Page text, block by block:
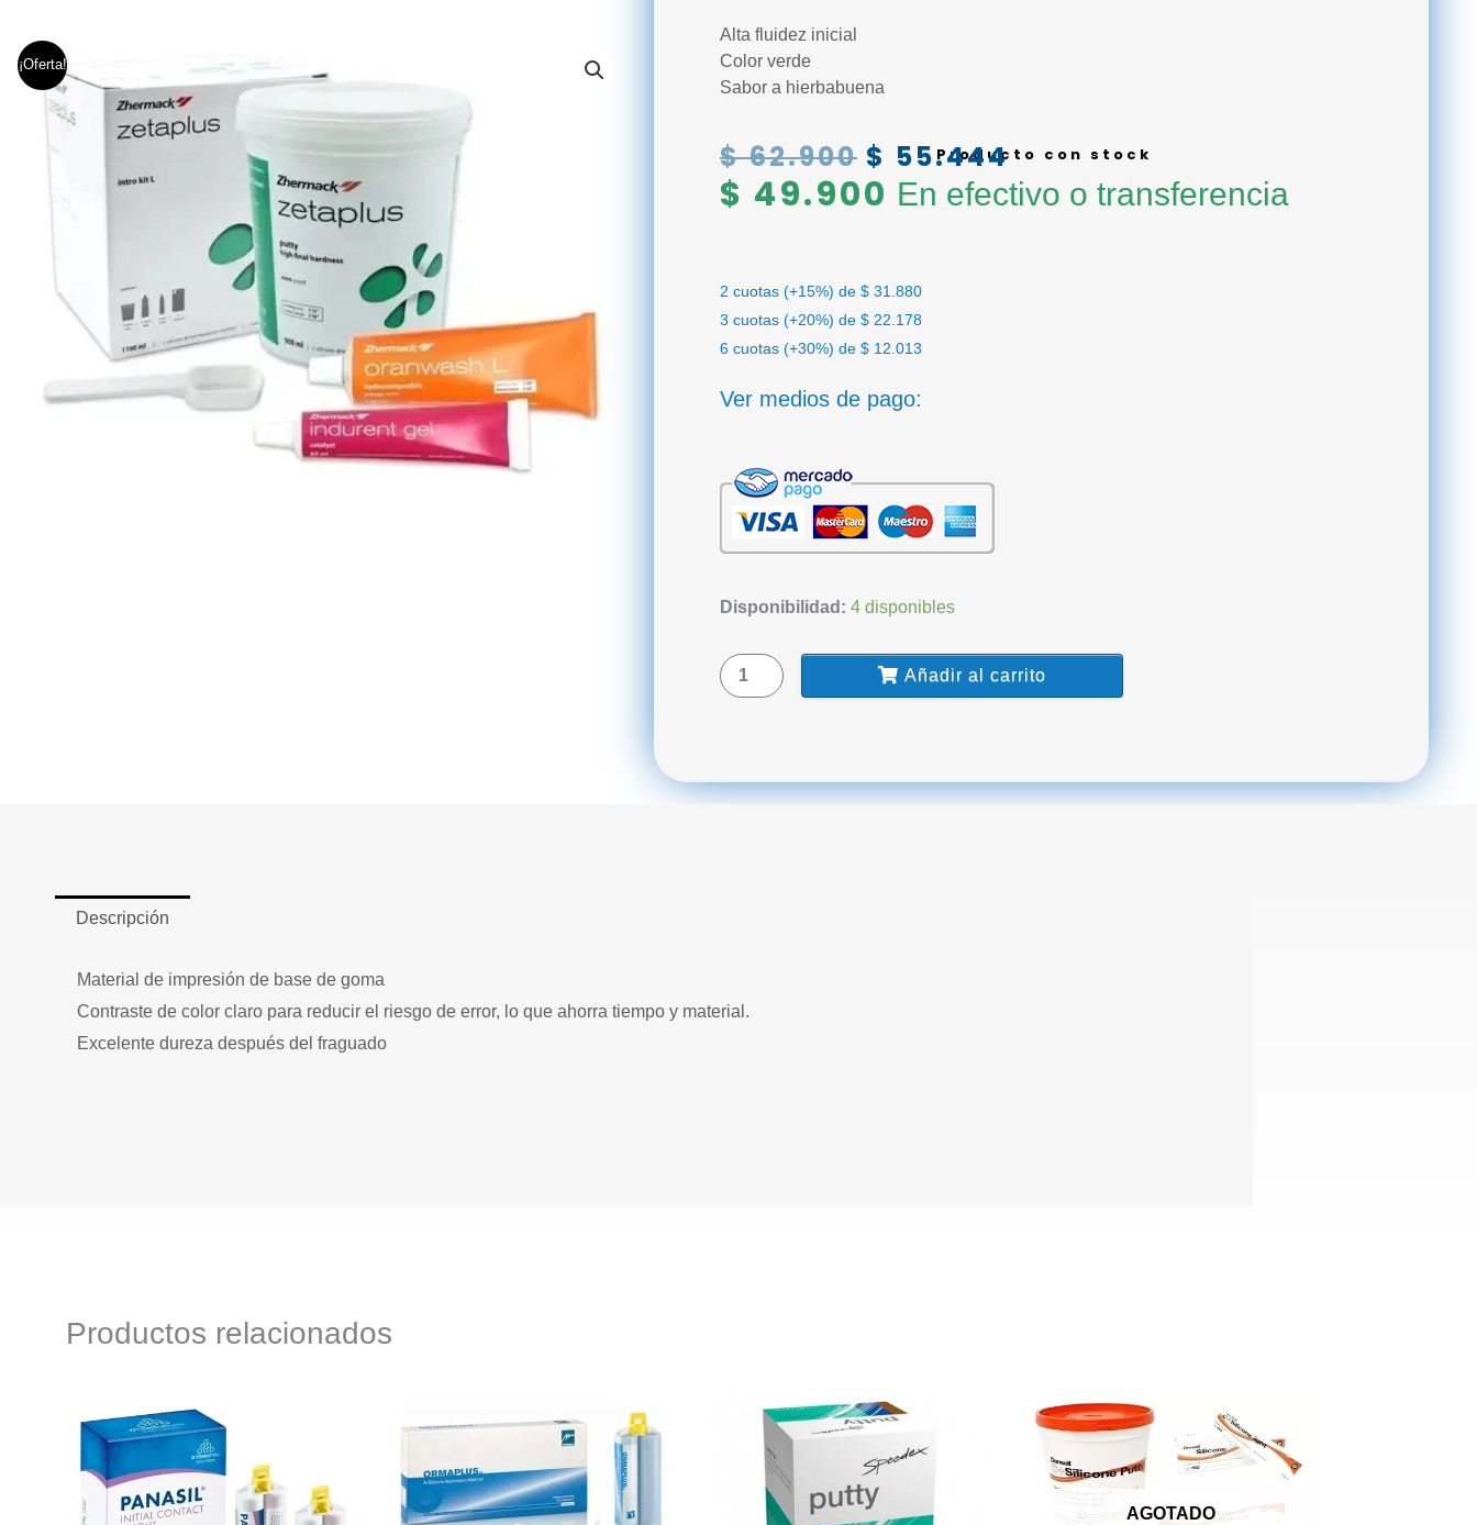
¡Oferta!
Alta fluidez inicial
Color verde
Sabor a hierbabuena
Producto con stock
$62.900 El precio original era: $ 62.900.
$ 55.444El precio actual es: $ 55.444.
$ 49.900 En efectivo o transferencia
2 cuotas (+15%) de $ 31.880
3 cuotas (+20%) de $ 22.178
6 cuotas (+30%) de $ 12.013
Ver medios de pago:
Disponibilidad: 4 disponibles
Kit
Silicona
Pesada+Liviana+Activador
Zhermack
Añadir al carrito
Descripción
Material de impresión de base de goma
Contraste de color claro para reducir el riesgo de error, lo que ahorra tiempo y material.
Excelente dureza después del fraguado
Productos relacionados
múltiples
AGOTADO